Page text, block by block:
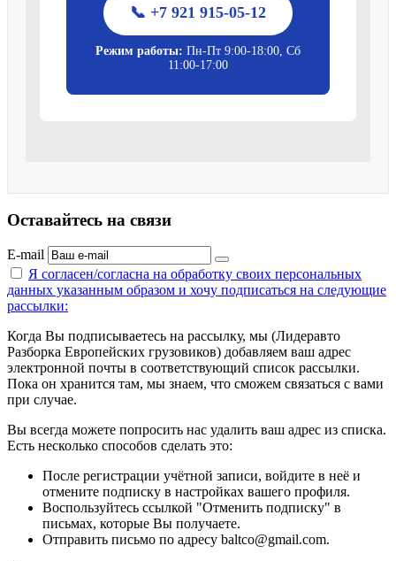
📞 +7 921 915-05-12
Режим работы: Пн-Пт 9:00-18:00, Сб
11:00-17:00
Оставайтесь на связи
E-mail
Я согласен/согласна на обработку своих персональных
данных указанным образом и хочу подписаться на следующие
рассылки:
Когда Вы подписываетесь на рассылку, мы (Лидеравто
Разборка Европейских грузовиков) добавляем ваш адрес
электронной почты в соответствующий список рассылки.
Пока он хранится там, мы знаем, что сможем связаться с вами
при случае.
Вы всегда можете попросить нас удалить ваш адрес из списка.
Есть несколько способов сделать это:
После регистрации учётной записи, войдите в неё и
отмените подписку в настройках вашего профиля.
Воспользуйтесь ссылкой "Отменить подписку" в
письмах, которые Вы получаете.
Отправить письмо по адресу baltco@gmail.com.